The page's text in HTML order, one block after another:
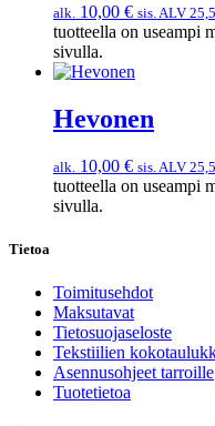
alk. 10,00 € sis. ALV
tuotteella on useampi
sivulla.
Hevonen
alk. 10,00 € sis. ALV
tuotteella on useampi
sivulla.
Tietoa
Toimitusehdot
Maksutavat
Tietosuojaseloste
Tekstiilien
Asennusohjeet tarroille
Tuotetietoa